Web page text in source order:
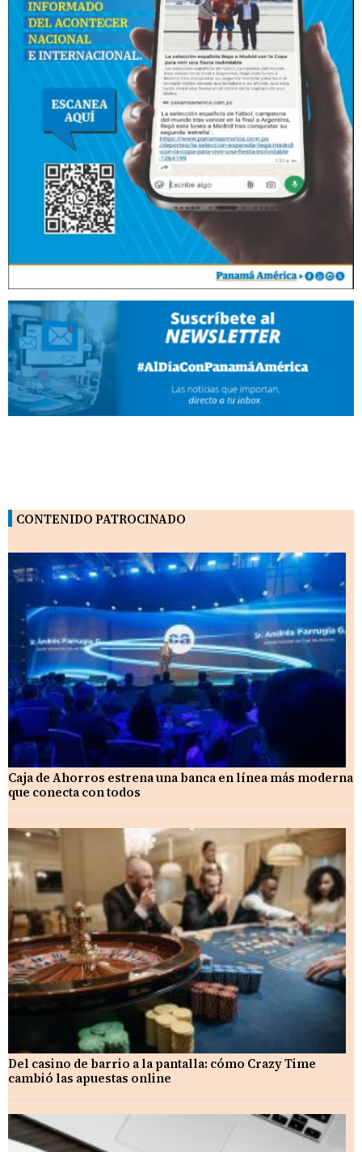
CONTENIDO PATROCINADO
Caja de Ahorros estrena una banca en línea más moderna
que conecta con todos
Del casino de barrio a la pantalla: cómo Crazy Time
cambió las apuestas online